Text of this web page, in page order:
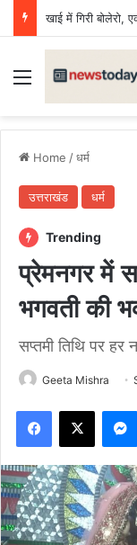
खाई में गिरी बोलेरो,
Menu
Home /धर्म
उत्तराखंड धर्म
Trending
प्रेमनगर में
भगवती की
सप्तमी तिथि पर हर
Geeta Mishra
Facebook
X